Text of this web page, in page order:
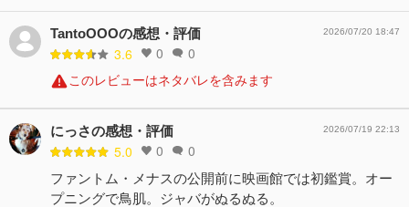
TantoOOOの感想・評価
3.6 0 0
2026/07/20 18:47
このレビューはネタバレを含みます
にっさの感想・評価
5.0 0 0
2026/07/19 22:13
ファントム・メナスの公開前に映画館では初鑑賞。オー
プニングで鳥肌。ジャバがぬるぬる。